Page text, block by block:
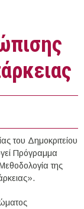
του Δημοκριτείου
Πρόγραμμα
της